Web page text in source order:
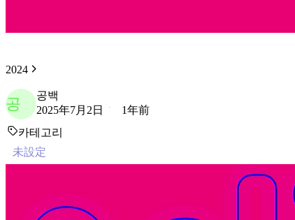
2024
공
공백
2025年7月2日
1年前
카테고리
未設定